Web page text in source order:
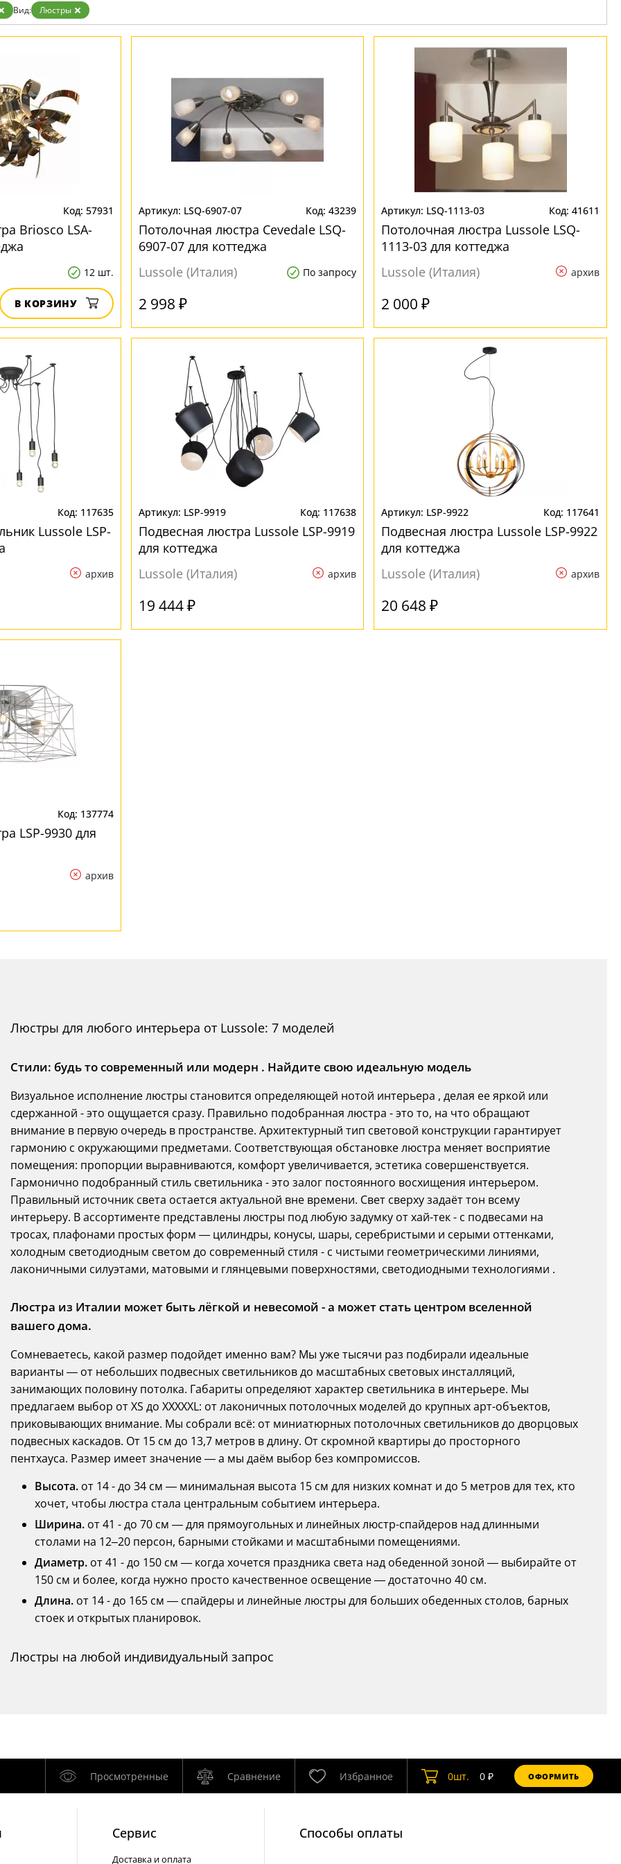
Вид: Люстры
57931
Briosco LSA-
12 шт.
В КОРЗИНУ
LSQ-6907-07 43239
Потолочная люстра Cevedale LSQ-
6907-07 для коттеджа
Lussole (Италия)
По запросу
2 998 ₽
LSQ-1113-03 41611
Потолочная люстра Lussole LSQ-
1113-03 для коттеджа
Lussole (Италия)
архив
2 000 ₽
117635
Lussole LSP-
архив
LSP-9919 117638
Подвесная люстра Lussole LSP-9919
для коттеджа
Lussole (Италия)
архив
19 444 ₽
LSP-9922 117641
Подвесная люстра Lussole LSP-9922
для коттеджа
Lussole (Италия)
архив
20 648 ₽
137774
LSP-9930 для
архив
Люстры для любого интерьера от Lussole: 7 моделей
Стили: будь то современный или модерн . Найдите свою идеальную модель
Визуальное исполнение люстры становится определяющей нотой интерьера , делая ее яркой или
сдержанной - это ощущается сразу. Правильно подобранная люстра - это то, на что обращают
внимание в первую очередь в пространстве. Архитектурный тип световой конструкции гарантирует
гармонию с окружающими предметами. Соответствующая обстановке люстра меняет восприятие
помещения: пропорции выравниваются, комфорт увеличивается, эстетика совершенствуется.
Гармонично подобранный стиль светильника - это залог постоянного восхищения интерьером.
Правильный источник света остается актуальной вне времени. Свет сверху задаёт тон всему
интерьеру. В ассортименте представлены люстры под любую задумку от хай-тек - с подвесами на
тросах, плафонами простых форм — цилиндры, конусы, шары, серебристыми и серыми оттенками,
холодным светодиодным светом до современный стиля - с чистыми геометрическими линиями,
лаконичными силуэтами, матовыми и глянцевыми поверхностями, светодиодными технологиями .
Люстра из Италии может быть лёгкой и невесомой - а может стать центром вселенной
вашего дома.
Сомневаетесь, какой размер подойдет именно вам? Мы уже тысячи раз подбирали идеальные
варианты — от небольших подвесных светильников до масштабных световых инсталляций,
занимающих половину потолка. Габариты определяют характер светильника в интерьере. Мы
предлагаем выбор от XS до XXXXXL: от лаконичных потолочных моделей до крупных арт-объектов,
приковывающих внимание. Мы собрали всё: от миниатюрных потолочных светильников до дворцовых
подвесных каскадов. От 15 см до 13,7 метров в длину. От скромной квартиры до просторного
пентхауса. Размер имеет значение — а мы даём выбор без компромиссов.
Высота. от 14 - до 34 см — минимальная высота 15 см для низких комнат и до 5 метров для тех, кто
хочет, чтобы люстра стала центральным событием интерьера.
Ширина. от 41 - до 70 см — для прямоугольных и линейных люстр-спайдеров над длинными
столами на 12–20 персон, барными стойками и масштабными помещениями.
Диаметр. от 41 - до 150 см — когда хочется праздника света над обеденной зоной — выбирайте от
150 см и более, когда нужно просто качественное освещение — достаточно 40 см.
Длина. от 14 - до 165 см — спайдеры и линейные люстры для больших обеденных столов, барных
стоек и открытых планировок.
Люстры на любой индивидуальный запрос
Просмотренные Сравнение Избранное 0шт. 0₽ ОФОРМИТЬ
Cервис
Доставка и оплата
Способы оплаты